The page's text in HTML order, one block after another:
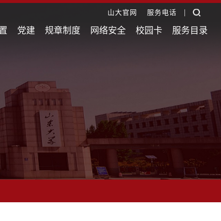
山大官网 服务电话 |
党建 规章制度 网络安全 校园卡 服务目录